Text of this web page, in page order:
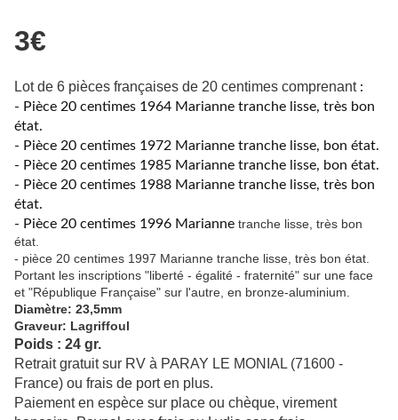
3€
Lot de 6 pièces françaises de 20 centimes comprenant:
- Pièce 20 centimes 1964 Marianne tranche lisse, très bon
état.
- Pièce 20 centimes 1972 Marianne tranche lisse, bon état.
- Pièce 20 centimes 1985 Marianne tranche lisse, bon état.
- Pièce 20 centimes 1988 Marianne tranche lisse, très bon
état.
- Pièce 20 centimes 1996 Marianne tranche lisse, très bon
état.
- pièce 20 centimes 1997 Marianne tranche lisse, très bon état.
Portant les inscriptions "liberté - égalité - fraternité" sur une face
et "République Française" sur l'autre, en bronze-aluminium.
Diamètre: 23,5mm
Graveur: Lagriffoul
Poids : 24 gr.
Retrait gratuit sur RV à PARAY LE MONIAL (71600 -
France) ou frais de port en plus.
Paiement en espèce sur place ou chèque, virement